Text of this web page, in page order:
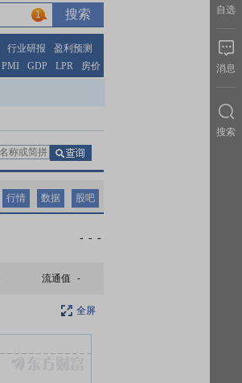
1
行业研报
盈利预测
PMI GDP LPR 房价
行情 数据 股吧
- - -
流通值 -
全屏
自选
消息
搜索